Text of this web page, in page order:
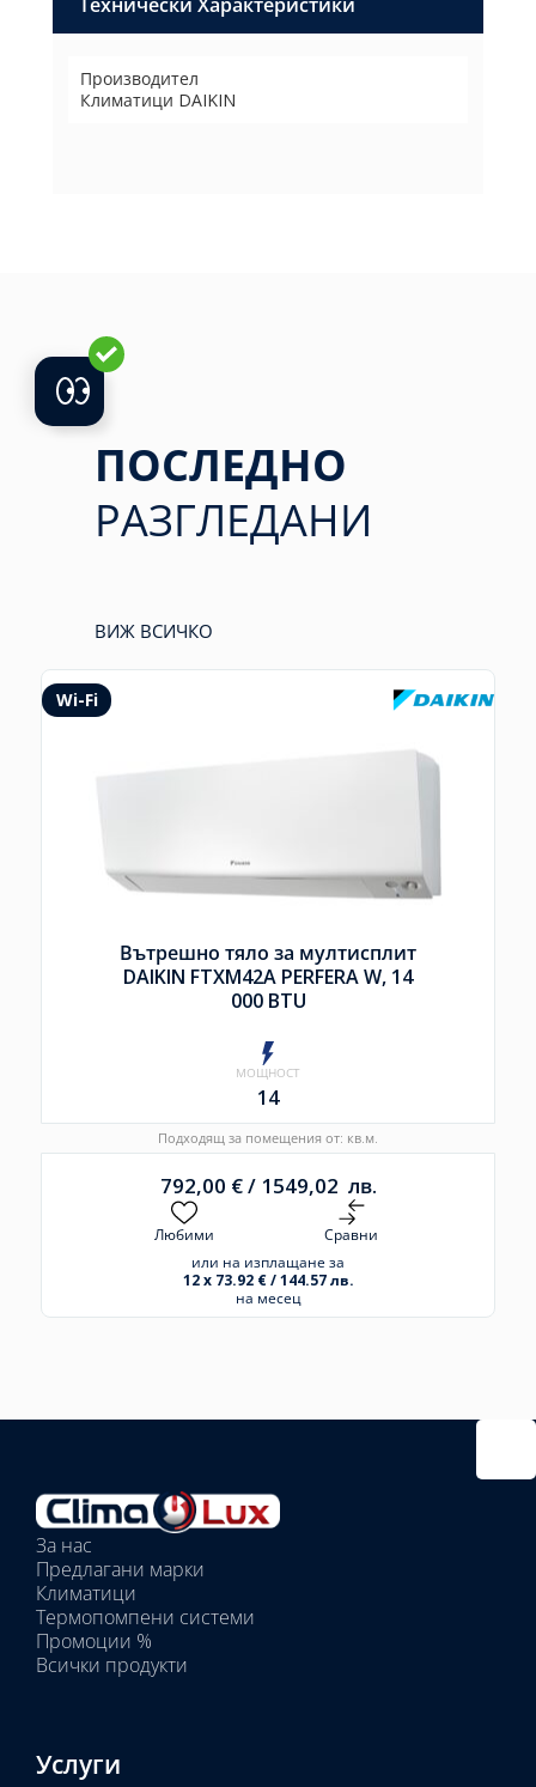
Производител
Климатици DAIKIN
ПОСЛЕДНО
РАЗГЛЕДАНИ
ВИЖ ВСИЧКО
Wi-Fi
Вътрешно тяло за мултисплит
DAIKIN FTXM42A PERFERA W, 14
000 BTU
МОЩНОСТ
14
Подходящ за помещения от: кв.м.
792,00 €/ 1549,02 лв.
Любими
Сравни
или на изплащане за
12 x 73.92 € / 144.57 лв.
на месец
Избрани
вътрешни
тела:
Избрано
тяло:
За нас
Предлагани марки
Климатици
Термопомпени системи
Промоции %
Всички продукти
Услуги